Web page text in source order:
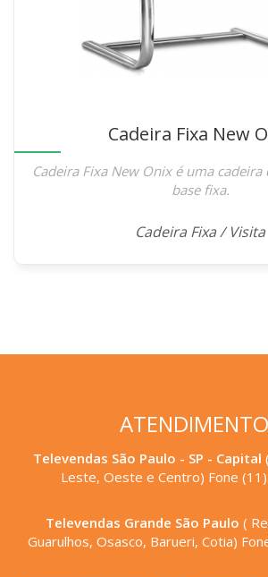
Cadeira Fixa New
Cadeira Fixa New Onix é uma
base fixa.
Cadeira Fixa / Visita
Televendas São Paulo - SP - Capital
Leste, Oeste e Centro) Fone
Televendas Grande São Paulo (
Guarulhos, Osasco, Barueri, Cotia)